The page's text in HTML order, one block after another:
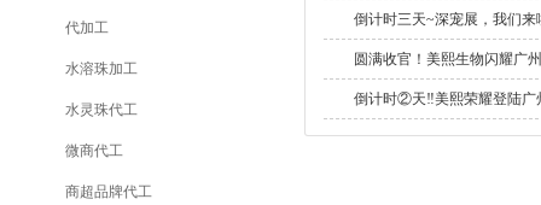
代加工
水溶珠加工
水灵珠代工
微商代工
商超品牌代工
倒计时三天~深宠展，我们来
圆满收官！美熙生物闪耀广
倒计时②天‼美熙荣耀登陆广